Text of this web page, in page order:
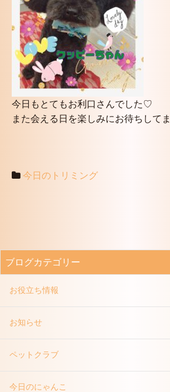
今日もとてもお利口さんでした♡
また会える日を楽しみにお待ちして
今日のトリミング
ブログカテゴリー
お役立ち情報
お知らせ
ペットクラブ
今日のにゃんこ